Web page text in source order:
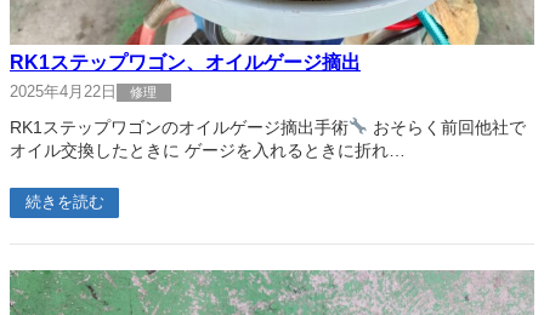
RK1ステップワゴン、オイルゲージ摘出
2025年4月22日 修理
RK1ステップワゴンのオイルゲージ摘出手術
おそらく前回他社で
オイル交換したときに ゲージを入れるときに折れ…
続きを読む